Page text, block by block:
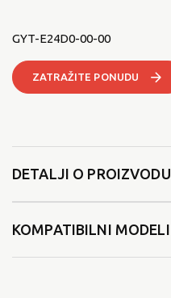
GYT-E24D0-00-00
ZATRAŽITE PONUDU
DETALJI O PROIZVODU
KOMPATIBILNI MODELI